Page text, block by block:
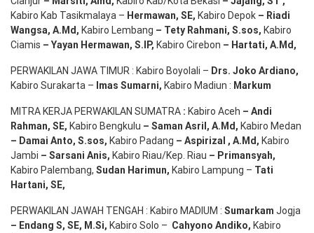
Kabiro Kab Tasikmalaya – Hermawan, SE, Kabiro Depok – Riadi
Wangsa, A.Md, Kabiro Lembang – Tety Rahmani, S.sos, Kabiro
Ciamis – Yayan Hermawan, S.IP, Kabiro Cirebon – Hartati, A.Md,
PERWAKILAN JAWA TIMUR : Kabiro Boyolali – Drs. Joko Ardiano,
Kabiro Surakarta – Imas Sumarni, Kabiro Madiun : Markum
MITRA KERJA PERWAKILAN SUMATRA : Kabiro Aceh – Andi
Rahman, SE, Kabiro Bengkulu – Saman Asril, A.Md, Kabiro Medan
– Damai Anto, S.sos, Kabiro Padang – Aspirizal , A.Md, Kabiro
Jambi – Sarsani Anis, Kabiro Riau/Kep. Riau – Primansyah,
Kabiro Palembang, Sudan Harimun, Kabiro Lampung – Tati
Hartani, SE,
PERWAKILAN JAWAH TENGAH : Kabiro MADIUM : Sumarkam Jogja
– Endang S, SE, M.Si, Kabiro Solo – Cahyono Andiko, Kabiro